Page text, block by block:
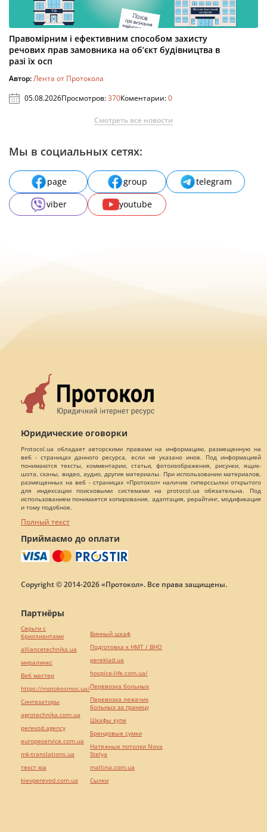
Правомірним і ефективним способом захисту
речових прав замовника на об’єкт будівництва в
разі їх осп
Автор:Лента от Протокола
05.08.2026Просмотров:370Коментарии:0
Смотреть все новости
Мы в социальных сетях:
page group
telegram
viber
youtube
Юридические оговорки
Protocol.ua обладает авторскими правами на информацию, размещенную на
веб - страницах данного ресурса, если не указано иное. Под информацией
понимаются тексты, комментарии, статьи, фотоизображения, рисунки, ящик-
шота, сканы, видео, аудио, другие материалы. При использовании материалов,
размещенных на веб - страницах «Протокол» наличие гиперссылки открытого
для индексации поисковыми системами на protocol.ua обязательна. Под
использованием понимается копирования, адаптация, рерайтинг, модификация
и тому подобное.
Полный текст
Приймаємо до оплати
Copyright © 2014-2026 «Протокол». Все права защищены.
Партнёры
Серьги с
бриллиантами
alliancetechnika.ua
миралинкс
Веб мастер
https://motokosmos.ua/
Синтезаторы
agrotechnika.com.ua
perevod.agency
europeservice.com.ua
mk-translations.ua
текст юа
kievperevod.com.ua
Винный шкаф
Подготовка к НМТ / ВНО
pereklad.ua
hospice-life.com.ua/
Перевозка больных
Перевозка лежачих
больных за границу
Шкафы купе
Брендовые сумки
Натяжные потолки Nova
Stelya
maltina.com.ua
Cылки